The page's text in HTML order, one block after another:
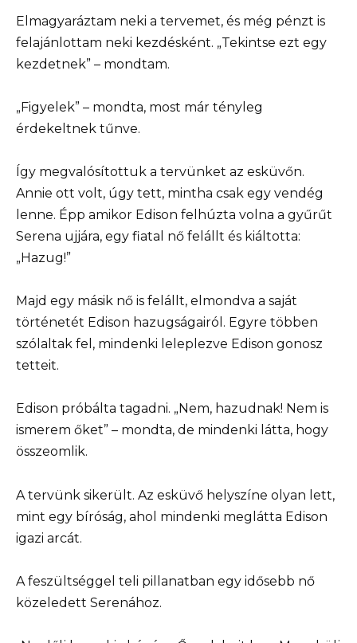
Elmagyaráztam neki a tervemet, és még pénzt is
felajánlottam neki kezdésként. „Tekintse ezt egy
kezdetnek” – mondtam.
„Figyelek” – mondta, most már tényleg
érdekeltnek tűnve.
Így megvalósítottuk a tervünket az esküvőn.
Annie ott volt, úgy tett, mintha csak egy vendég
lenne. Épp amikor Edison felhúzta volna a gyűrűt
Serena ujjára, egy fiatal nő felállt és kiáltotta:
„Hazug!”
Majd egy másik nő is felállt, elmondva a saját
történetét Edison hazugságairól. Egyre többen
szólaltak fel, mindenki leleplezve Edison gonosz
tetteit.
Edison próbálta tagadni. „Nem, hazudnak! Nem is
ismerem őket” – mondta, de mindenki látta, hogy
összeomlik.
A tervünk sikerült. Az esküvő helyszíne olyan lett,
mint egy bíróság, ahol mindenki meglátta Edison
igazi arcát.
A feszültséggel teli pillanatban egy idősebb nő
közeledett Serenához.